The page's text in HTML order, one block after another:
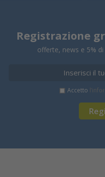
Registrazione
offerte, news e 5%
Accetto